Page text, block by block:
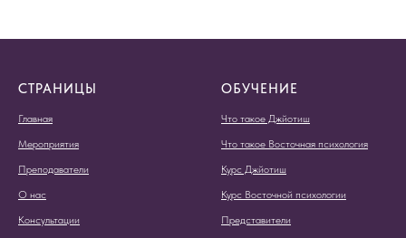
СТРАНИЦЫ
Главная
Мероприятия
Преподаватели
О нас
Консультации
ОБУЧЕНИЕ
Что такое Джйотиш
Что такое Восточная психология
Курс Джйотиш
Курс Восточной психологии
Представители